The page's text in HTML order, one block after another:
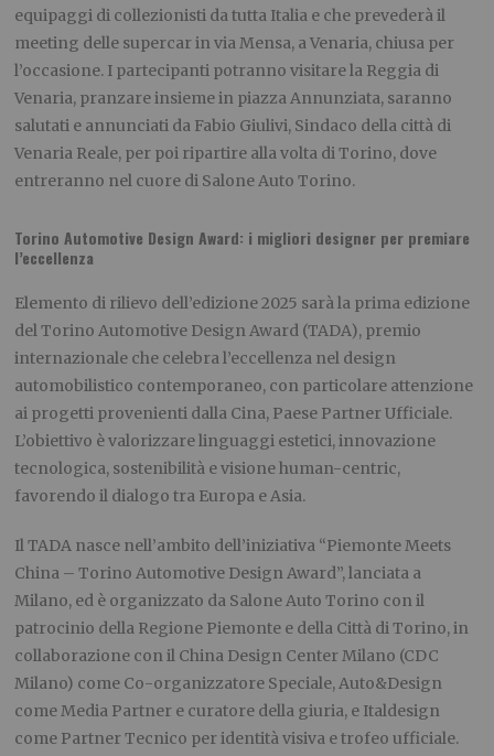
equipaggi di collezionisti da tutta Italia e che prevederà il
meeting delle supercar in via Mensa, a Venaria, chiusa per
l’occasione. I partecipanti potranno visitare la Reggia di
Venaria, pranzare insieme in piazza Annunziata, saranno
salutati e annunciati da Fabio Giulivi, Sindaco della città di
Venaria Reale, per poi ripartire alla volta di Torino, dove
entreranno nel cuore di Salone Auto Torino.
Torino Automotive Design Award: i migliori designer per premiare
l’eccellenza
Elemento di rilievo dell’edizione 2025 sarà la prima edizione
del Torino Automotive Design Award (TADA), premio
internazionale che celebra l’eccellenza nel design
automobilistico contemporaneo, con particolare attenzione
ai progetti provenienti dalla Cina, Paese Partner Ufficiale.
L’obiettivo è valorizzare linguaggi estetici, innovazione
tecnologica, sostenibilità e visione human-centric,
favorendo il dialogo tra Europa e Asia.
Il TADA nasce nell’ambito dell’iniziativa “Piemonte Meets
China – Torino Automotive Design Award”, lanciata a
Milano, ed è organizzato da Salone Auto Torino con il
patrocinio della Regione Piemonte e della Città di Torino, in
collaborazione con il China Design Center Milano (CDC
Milano) come Co-organizzatore Speciale, Auto&Design
come Media Partner e curatore della giuria, e Italdesign
come Partner Tecnico per identità visiva e trofeo ufficiale.